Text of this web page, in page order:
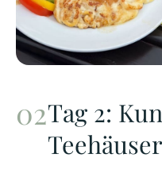
Tag 2:
Teehäuser